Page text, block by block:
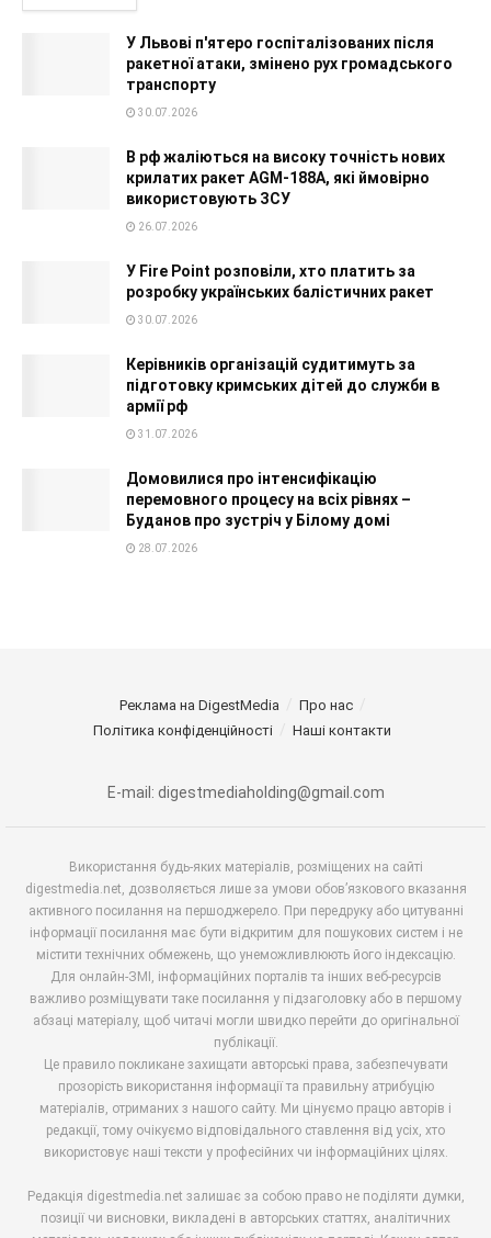
У Львові п'ятеро госпіталізованих після
ракетної атаки, змінено рух громадського
транспорту
30.07.2026
В рф жаліються на високу точність нових
крилатих ракет AGM-188A, які ймовірно
використовують ЗСУ
26.07.2026
У Fire Point розповіли, хто платить за
розробку українських балістичних ракет
30.07.2026
Керівників організацій судитимуть за
підготовку кримських дітей до служби в
армії рф
31.07.2026
Домовилися про інтенсифікацію
перемовного процесу на всіх рівнях –
Буданов про зустріч у Білому домі
28.07.2026
Реклама на DigestMedia
Про нас
Політика конфіденційності
Наші контакти
E-mail: digestmediaholding@gmail.com
Використання будь-яких матеріалів, розміщених на сайті
digestmedia.net, дозволяється лише за умови обов’язкового вказання
активного посилання на першоджерело. При передруку або цитуванні
інформації посилання має бути відкритим для пошукових систем і не
містити технічних обмежень, що унеможливлюють його індексацію.
Для онлайн-ЗМІ, інформаційних порталів та інших веб-ресурсів
важливо розміщувати таке посилання у підзаголовку або в першому
абзаці матеріалу, щоб читачі могли швидко перейти до оригінальної
публікації.
Це правило покликане захищати авторські права, забезпечувати
прозорість використання інформації та правильну атрибуцію
матеріалів, отриманих з нашого сайту. Ми цінуємо працю авторів і
редакції, тому очікуємо відповідального ставлення від усіх, хто
використовує наші тексти у професійних чи інформаційних цілях.
Редакція digestmedia.net залишає за собою право не поділяти думки,
позиції чи висновки, викладені в авторських статтях, аналітичних